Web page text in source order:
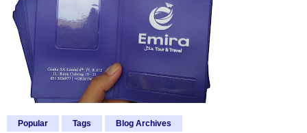
Popular Tags Blog Archives